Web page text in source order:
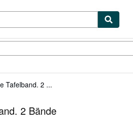
Tafelband. 2 ...
2 Bände